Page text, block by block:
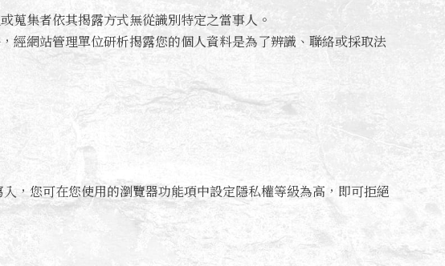
蒐集者依其揭露方式無從識別特定之當事人。
經網站管理單位研析揭露您的個人資料是為了辨識、聯絡或採取法
，您可在您使用的瀏覽器功能項中設定隱私權等級為高，即可拒絕